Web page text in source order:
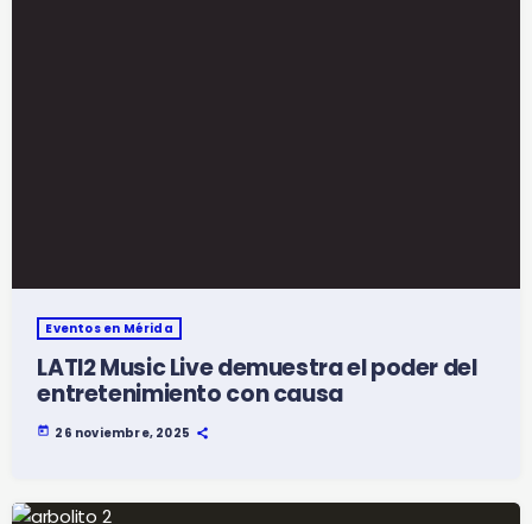
Eventos en Mérida
LATI2 Music Live demuestra el poder del
entretenimiento con causa
today 26 noviembre, 2025